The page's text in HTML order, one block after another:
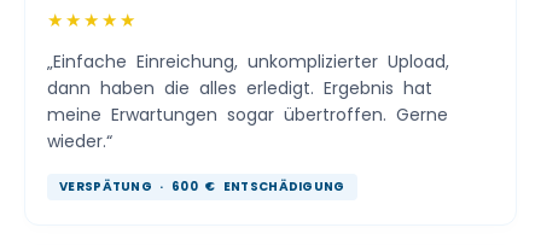
★★★★★
„Einfache Einreichung, unkomplizierter Upload,
dann haben die alles erledigt. Ergebnis hat
meine Erwartungen sogar übertroffen. Gerne
wieder.“
VERSPÄTUNG · 600 € ENTSCHÄDIGUNG